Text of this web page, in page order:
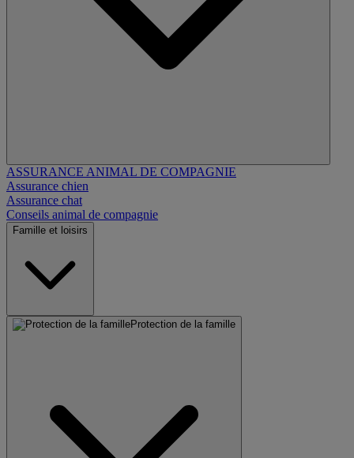
ASSURANCE ANIMAL DE COMPAGNIE
Assurance chien
Assurance chat
Conseils animal de compagnie
Famille et loisirs
Protection de la famille